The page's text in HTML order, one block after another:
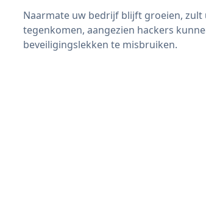
Naarmate uw bedrijf blijft groeien,
tegenkomen, aangezien hackers
beveiligingslekken te misbruiken.